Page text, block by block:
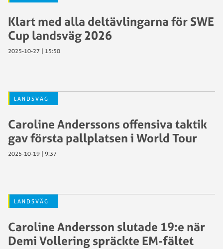
Klart med alla deltävlingarna för SWE
Cup landsväg 2026
2025-10-27 | 15:50
LANDSVÄG
Caroline Anderssons offensiva taktik
gav första pallplatsen i World Tour
2025-10-19 | 9:37
LANDSVÄG
Caroline Andersson slutade 19:e när
Demi Vollering spräckte EM-fältet